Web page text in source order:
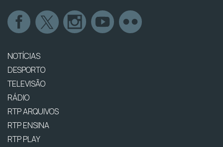
NOTÍCIAS
DESPORTO
TELEVISÃO
RÁDIO
RTP ARQUIVOS
RTP ENSINA
RTP PLAY